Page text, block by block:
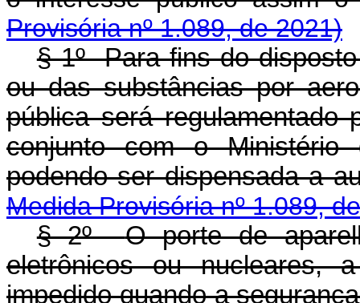
Provisória nº 1.089, de 2021)
§ 1º Para fins do
ou das substâncias por
pública será regulamentado
conjunto com o Ministério
podendo ser dispensada a
Medida Provisória nº 1.089,
§ 2ºO porte de
eletrônicos ou nucleares,
impedido quando a